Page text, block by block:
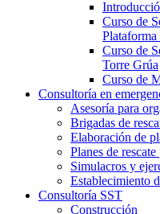
Curso de
Plataforma
Curso de
Torre Grúa
Curso de
Consultoría en
Asesoría para
Brigadas de
Elaboración de
Planes de
Simulacros y
Establecimiento
Consultoría SST
Construcción